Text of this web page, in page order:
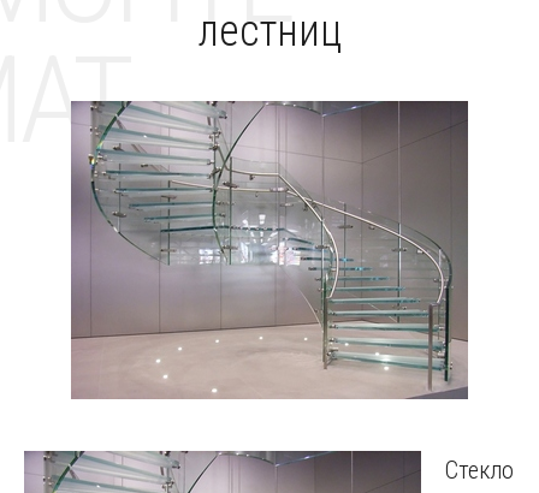
лестниц
Стекло